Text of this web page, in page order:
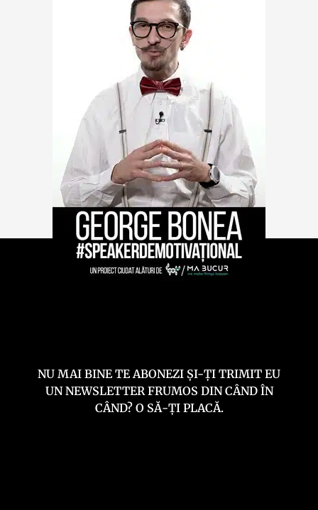
NU MAI BINE TE ABONEZI ȘI-ȚI TRIMIT EU
UN NEWSLETTER FRUMOS DIN CÂND ÎN
CÂND? O SĂ-ȚI PLACĂ.